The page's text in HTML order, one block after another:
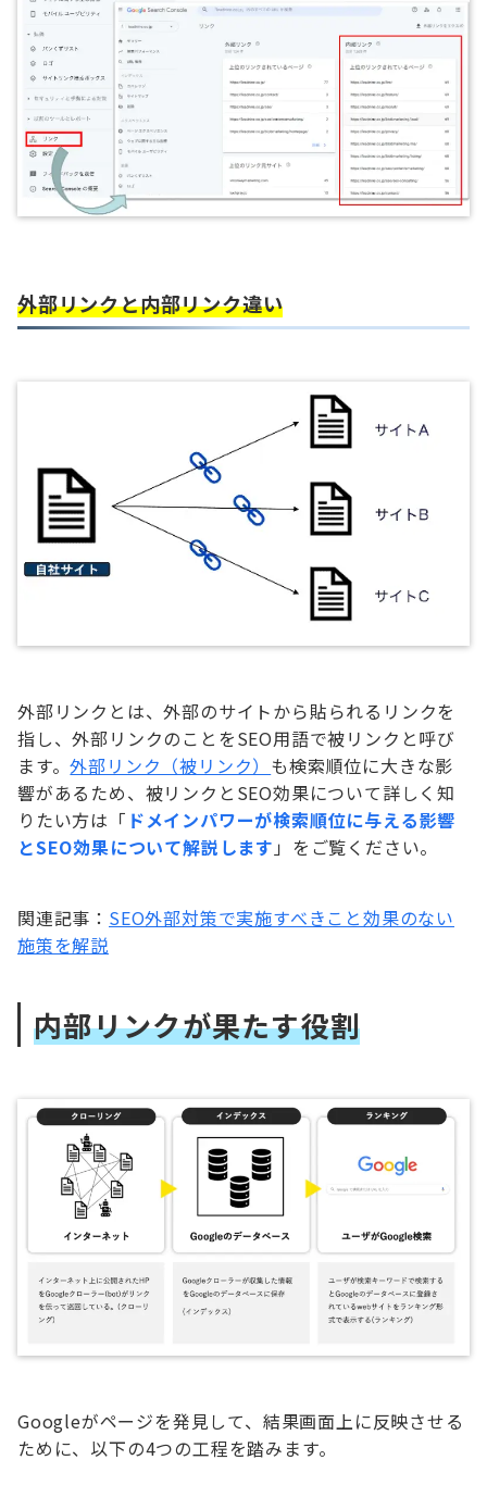
外部リンクと内部リンク違い
外部リンクとは、外部のサイトから貼られるリンクを
指し、外部リンクのことをSEO用語で被リンクと呼び
ます。外部リンク（被リンク） も検索順位に大きな影
響があるため、被リンクとSEO効果について詳しく知
りたい方は「 ドメインパワーが検索順位に与える影響
とSEO効果について解説します 」をご覧ください。
関連記事： SEO外部対策で実施すべきこと効果のない
施策を解説
内部リンクが果たす役割
Googleがページを発見して、結果画面上に反映させる
ために、以下の4つの工程を踏みます。